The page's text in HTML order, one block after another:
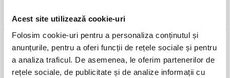
Acest site utilizează cookie-uri
Folosim cookie-uri pentru a personaliza conținutul și
anunțurile, pentru a oferi funcții de rețele sociale și pentru
a analiza traficul. De asemenea, le oferim partenerilor de
rețele sociale, de publicitate și de analize informații cu
Coș de fum KaminHorn D
100 H 6 m, inox, perete
dublu, 25 mm izolatie din
vata bazaltica
Coș de fum KaminHorn D
100 H 7 m, inox, perete
dublu, 25 mm izolatie din
vata bazaltica